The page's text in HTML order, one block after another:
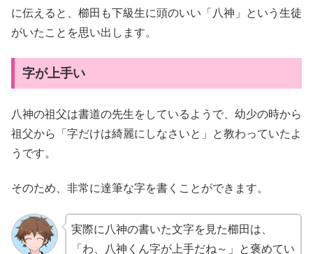
に伝えると、櫛田も下級生に頭のいい「八神」という生徒
がいたことを思い出します。
字が上手い
八神の祖父は書道の先生をしているようで、幼少の時から
祖父から「字だけは綺麗にしなさいと」と教わっていたよ
うです。
そのため、非常に達筆な字を書くことができます。
実際に八神の書いた文字を見た櫛田は、
「わ、八神くん字が上手だね～」と褒めてい